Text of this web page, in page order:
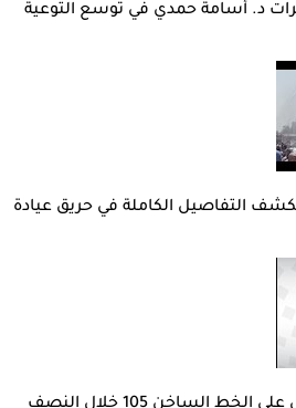
د. أسامة حمدي في توسع التوعية
التفاصيل الكاملة في حريق عيادة